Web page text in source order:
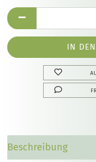
Beschreibung